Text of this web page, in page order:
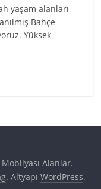
yaşam alanları
Bahçe
Yüksek
Mobilyası Alanlar.
. Altyapı WordPress.